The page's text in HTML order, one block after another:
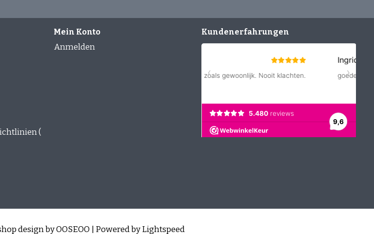
(
Mein Konto
Anmelden
Kundenerfahrungen
design byOOSEOO | Powered byLightspeed